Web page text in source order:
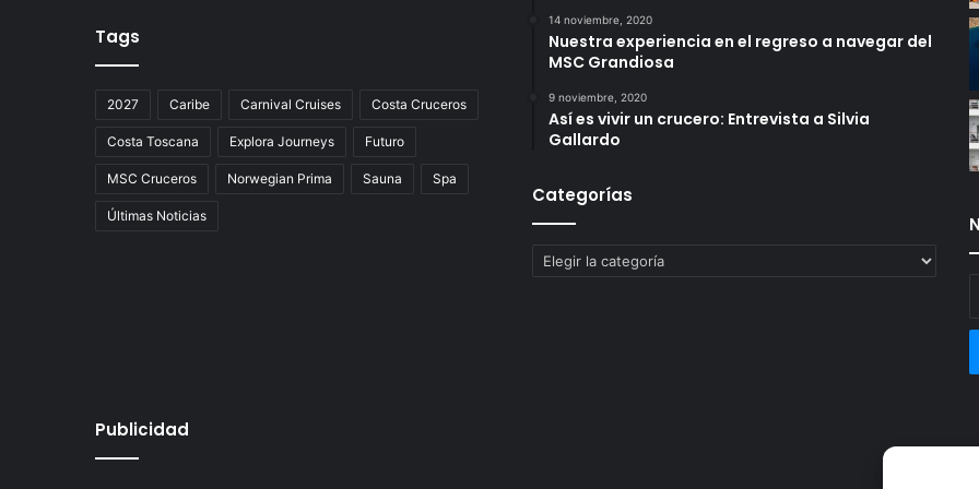
Tags
2027 Caribe Carnival Cruises Costa Cruceros
Costa Toscana Explora Journeys Futuro
MSC Cruceros Norwegian Prima Sauna Spa
Últimas Noticias
14 noviembre, 2020
Nuestra experiencia en el regreso a navegar del
MSC Grandiosa
9 noviembre, 2020
Así es vivir un crucero: Entrevista a Silvia
Gallardo
Categorías
Categorías
Publicidad